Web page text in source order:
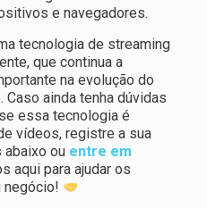
e navegadores.
tecnologia de streaming
que continua a
na evolução do
Caso ainda tenha dúvidas
essa tecnologia é
vídeos, registre a sua
abaixo ou entre em
aqui para ajudar os